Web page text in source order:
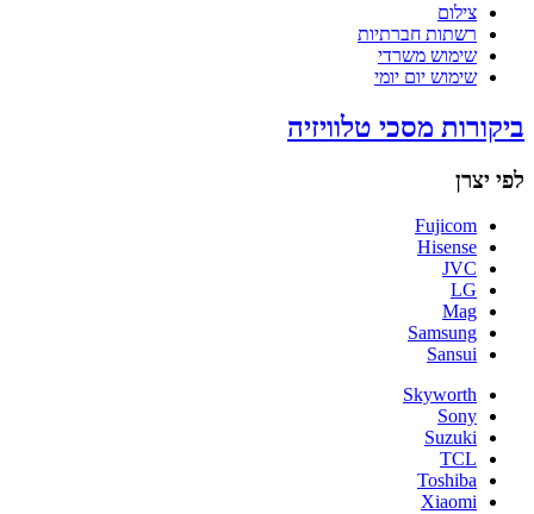
צילום
רשתות חברתיות
שימוש משרדי
שימוש יום יומי
ביקורות מסכי טלוויזיה
לפי יצרן
Fujicom
Hisense
JVC
LG
Mag
Samsung
Sansui
Skyworth
Sony
Suzuki
TCL
Toshiba
Xiaomi